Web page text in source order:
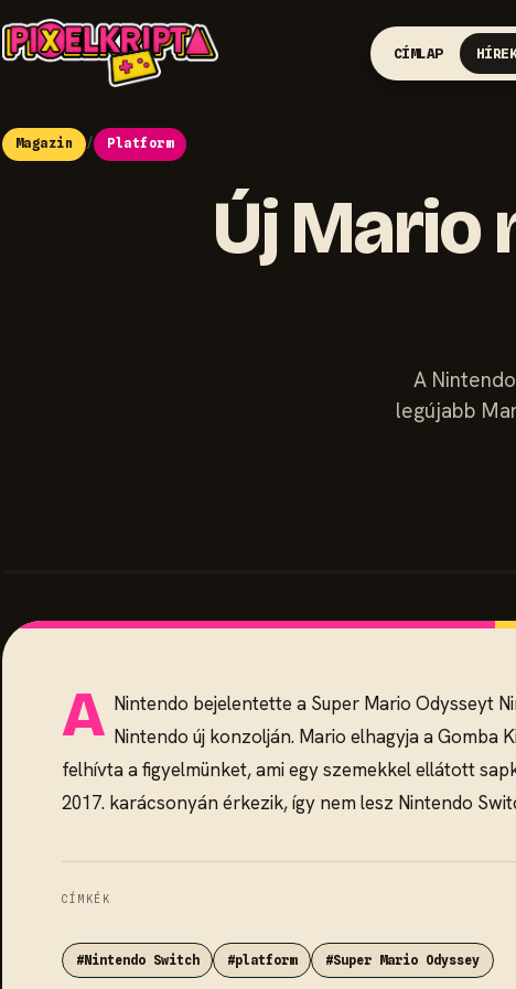
CÍMLAP
Magazin / Platform
Új Mario
A
legújabb
A Nintendo bejelentette a Super Mario Odysseyt
Nintendo új konzolján. Mario elhagyja a Gomba
felhívta a figyelmünket, ami egy szemekkel ellátott
2017. karácsonyán érkezik, így nem lesz Nintendo
CÍMKÉK
#Nintendo Switch #platform #Super Mario Odyssey